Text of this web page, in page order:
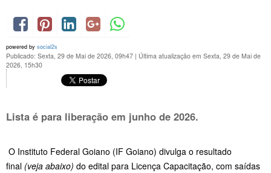
powered by social2s
Publicado: Sexta, 29 de Mai de 2026, 09h47 | Última atualização em Sexta, 29 de Mai de
2026, 15h30
Lista é para liberação em junho de 2026.
O Instituto Federal Goiano (IF Goiano) divulga o resultado
final (veja abaixo) do edital para Licença Capacitação, com saídas